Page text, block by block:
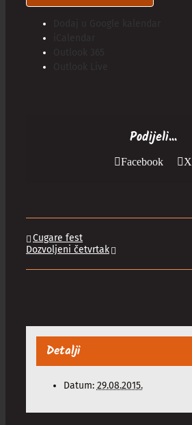
Podijeli...
Facebook X
Cugare fest
Dozvoljeni četvrtak
Detalji
Datum: 29.08.2015.